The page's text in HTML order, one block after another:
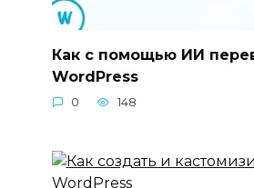
Как с помощью ИИ
WordPress
0 148